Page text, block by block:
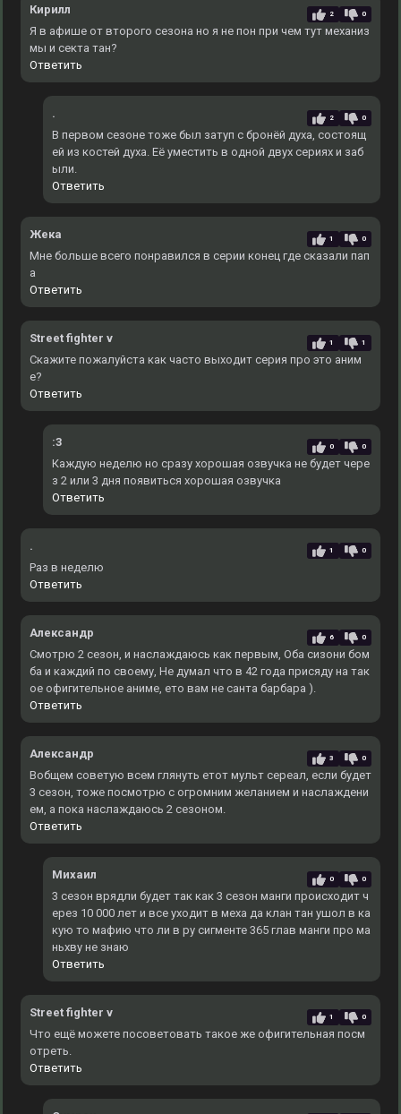
Кирилл 2 0
Я в афише от второго сезона но я не пон при чем тут механиз
мы и секта тан?
Ответить
. 2 0
В первом сезоне тоже был затуп с бронёй духа, состоящ
ей из костей духа. Еë уместить в одной двух сериях и заб
ыли.
Ответить
Жека 1 0
Мне больше всего понравился в серии конец где сказали пап
а
Ответить
Street fighter v 1 1
Скажите пожалуйста как часто выходит серия про это аним
е?
Ответить
:3 0 0
Каждую неделю но сразу хорошая озвучка не будет чере
з 2 или 3 дня появиться хорошая озвучка
Ответить
. 1 0
Раз в неделю
Ответить
Александр 6 0
Смотрю 2 сезон, и наслаждаюсь как первым, Оба сизони бом
ба и каждий по своему, Не думал что в 42 года присяду на так
ое офигительное аниме, ето вам не санта барбара ).
Ответить
Александр 3 0
Вобщем советую всем глянуть етот мульт сереал, если будет
3 сезон, тоже посмотрю с огромним желанием и наслаждени
ем, а пока наслаждаюсь 2 сезоном.
Ответить
Михаил 0 0
3 сезон врядли будет так как 3 сезон манги происходит ч
ерез 10 000 лет и все уходит в меха да клан тан ушол в ка
кую то мафию что ли в ру сигменте 365 глав манги про ма
ньхву не знаю
Ответить
Street fighter v 1 0
Что ещё можете посоветовать такое же офигительная посм
отреть.
Ответить